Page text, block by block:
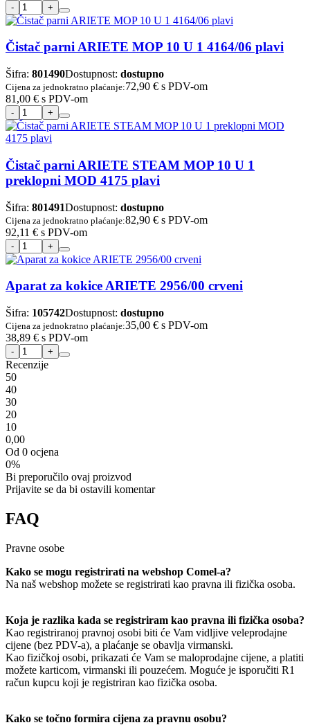
Čistač parni ARIETE MOP 10 U 1 4164/06 plavi
Šifra: 801490Dostupnost: dostupno
Cijena za jednokratno plaćanje:72,90 € s PDV-om
81,00 € s PDV-om
Čistač parni ARIETE STEAM MOP 10 U 1
preklopni MOD 4175 plavi
Šifra: 801491Dostupnost: dostupno
Cijena za jednokratno plaćanje:82,90 € s PDV-om
92,11 € s PDV-om
Aparat za kokice ARIETE 2956/00 crveni
Šifra: 105742Dostupnost: dostupno
Cijena za jednokratno plaćanje:35,00 € s PDV-om
38,89 € s PDV-om
Recenzije
50
40
30
20
10
0,00
Od 0 ocjena
0%
Bi preporučilo ovaj proizvod
Prijavite se da bi ostavili komentar
FAQ
Pravne osobe
Kako se mogu registrirati na webshop Comel-a?
Na naš webshop možete se registrirati kao pravna ili fizička osoba.
Koja je razlika kada se registriram kao pravna ili fizička osoba?
Kao registriranoj pravnoj osobi biti će Vam vidljive veleprodajne
cijene (bez PDV-a), a plaćanje se obavlja virmanski.
Kao fizičkoj osobi, prikazati će Vam se maloprodajne cijene, a platiti
možete karticom, virmanski ili pouzećem. Moguće je isporučiti R1
račun kupcu koji je registriran kao fizička osoba.
Kako se točno formira cijena za pravnu osobu?